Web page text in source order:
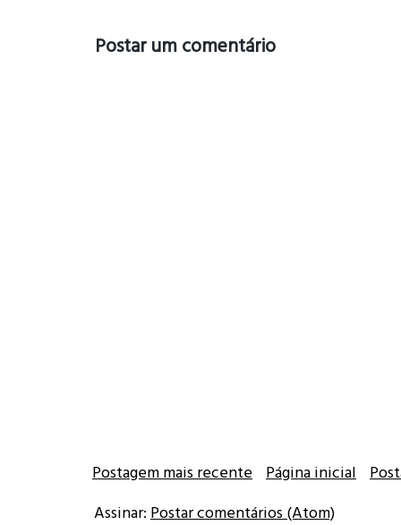
Postar um comentário
Postagem mais recente Página inicial
Assinar: Postar comentários (Atom)